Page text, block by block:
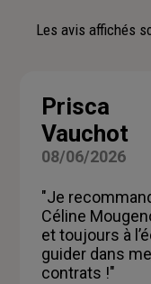
Les avis affichés
Prisca
Vauchot
08/06/2026
"Je
Céline
et toujours à
guider dans
contrats !"